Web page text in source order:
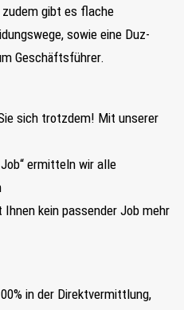
gibt es flache
sowie eine Duz-
Geschäftsführer.
sich trotzdem! Mit unserer
ermitteln wir alle
kein passender Job mehr
in der Direktvermittlung,